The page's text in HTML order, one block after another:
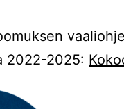
2022-2025: